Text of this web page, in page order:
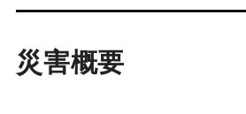
災害概要